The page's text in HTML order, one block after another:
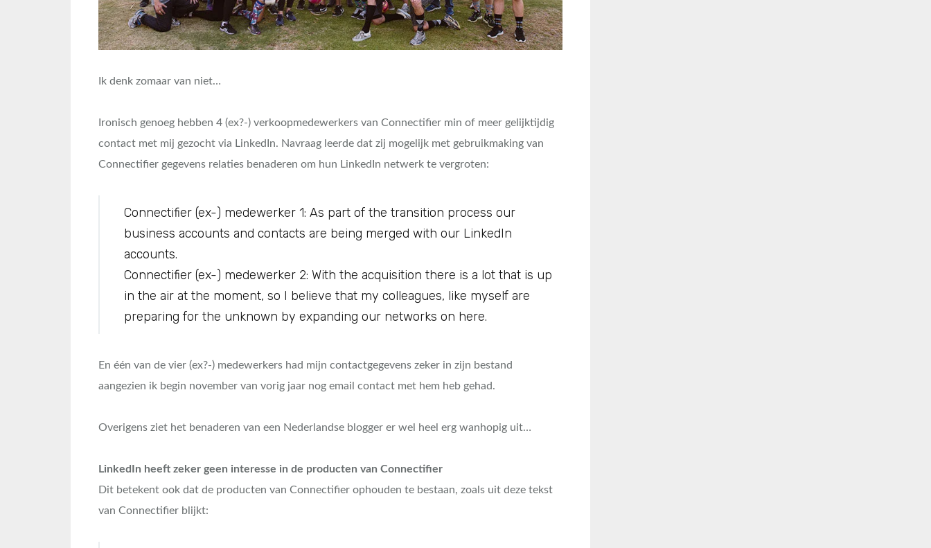
Ik denk zomaar van niet…
Ironisch genoeg hebben 4 (ex?-) verkoopmedewerkers van Connectifier min of meer gelijktijdig
contact met mij gezocht via LinkedIn. Navraag leerde dat zij mogelijk met gebruikmaking van
Connectifier gegevens relaties benaderen om hun LinkedIn netwerk te vergroten:
Connectifier (ex-) medewerker 1: As part of the transition process our
business accounts and contacts are being merged with our LinkedIn
accounts.
Connectifier (ex-) medewerker 2: With the acquisition there is a lot that is up
in the air at the moment, so I believe that my colleagues, like myself are
preparing for the unknown by expanding our networks on here.
En één van de vier (ex?-) medewerkers had mijn contactgegevens zeker in zijn bestand
aangezien ik begin november van vorig jaar nog email contact met hem heb gehad.
Overigens ziet het benaderen van een Nederlandse blogger er wel heel erg wanhopig uit…
LinkedIn heeft zeker geen interesse in de producten van Connectifier
Dit betekent ook dat de producten van Connectifier ophouden te bestaan, zoals uit deze tekst
van Connectifier blijkt: